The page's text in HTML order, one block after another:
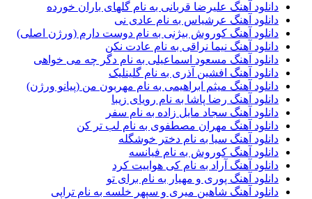
دانلود آهنگ علیرضا قربانی به نام گلهای باران خورده
دانلود آهنگ عرشیاس به نام عادی نی
دانلود آهنگ کوروش بیژنی به نام دوست دارم (ورژن اصلی)
دانلود آهنگ نیما نراقی به نام عادت نکن
دانلود آهنگ مسعود اسماعیلی به نام دگر چه می خواهی
دانلود آهنگ افشین آذری به نام گلینلیک
دانلود آهنگ میثم ابراهیمی به نام مهربون من (پیانو ورژن)
دانلود آهنگ رضا پاشا به نام رویای زیبا
دانلود آهنگ سجاد مایل زاده به نام سفر
دانلود آهنگ مهران مصطفوی به نام لب تر کن
دانلود آهنگ سیا به نام دختر خوشگله
دانلود آهنگ کوروش به نام فیانسه
دانلود آهنگ آراد به نام کی هواییت کرد
دانلود آهنگ پوری و مهیار به نام برای تو
دانلود آهنگ شاهین میری و سپهر خلسه به نام تراپی